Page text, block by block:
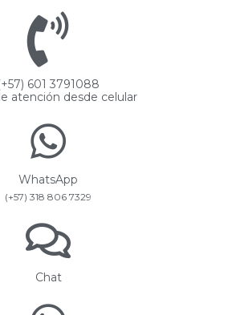
601 3791088
atención desde celular
WhatsApp
(+57) 318 806 7329
Chat